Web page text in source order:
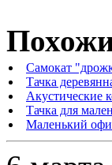
Самокат
Тачка
Акустические
Тачка для
Маленький